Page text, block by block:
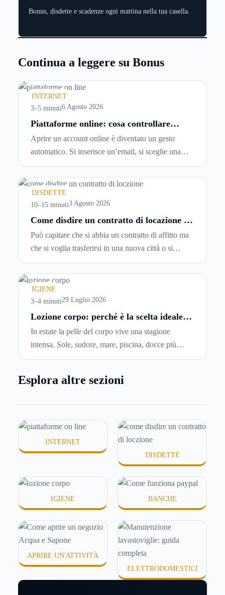
Bonus, disdette e scadenze ogni mattina nella tua casella.
Continua a leggere su Bonus
INTERNET
3–5 minuti6 Agosto 2026
Piattaforme online: cosa controllare
prima di iscriversi e usare servizi in
tempo reale
Aprire un account online è diventato un gesto
automatico. Si inserisce un’email, si sceglie una
password, si accetta una serie di condizioni senza
leggerle davvero. Tutto avviene in pochi minuti,
spesso senza che ci si fermi a capire dove si sta
entrando.
DISDETTE
10–15 minuti3 Agosto 2026
Come disdire un contratto di locazione in
modo corretto ed efficace
Può capitare che si abbia un contratto di affitto ma
che si voglia trasferirsi in una nuova città o si
abbiano problemi a pagare il canone, per cui si
comincia a cercare un’altra abitazione: è legittimo
chiedersi se è possibile
locazioneprima che scada. In questa guida
capiremo come inviare la disdetta per un contratto
IGIENE
3–4 minuti29 Luglio 2026
Lozione corpo: perché è la scelta ideale
In estate la pelle del corpo vive una stagione
intensa. Sole, sudore, mare, piscina, docce più
frequenti e aria condizionata possono renderla
meno confortevole. Eppure, proprio nei mesi caldi,
o difficili da assorbire.
Esplora altre sezioni
INTERNET
DISDETTE
IGIENE BANCHE
APRIRE UN'ATTIVITÀ
ELETTRODOMESTICI